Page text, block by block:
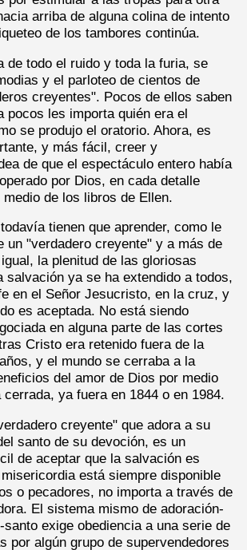
arriba de alguna colina de intento
de los tambores continúa.
de todo el ruido y toda la furia, se
y el parloteo de cientos de
creyentes". Pocos de ellos saben
pocos les importa quién era el
se produjo el oratorio. Ahora, es
y más fácil, creer y
de que el espectáculo entero había
por Dios, en cada detalle
de los libros de Ellen.
tienen que aprender, como le
un "verdadero creyente" y a más de
la plenitud de las gloriosas
salvación ya se ha extendido a todos,
en el Señor Jesucristo, en la cruz, y
es aceptada. No está siendo
en alguna parte de las cortes
Cristo era retenido fuera de la
y el mundo se cerraba a la
del amor de Dios por medio
cerrada, ya fuera en 1844 o en 1984.
creyente" que adora a su
santo de su devoción, es un
de aceptar que la salvación es
está siempre disponible
o pecadores, no importa a través de
El sistema mismo de adoración-
santo exige obediencia a una serie de
por algún grupo de supervendedores